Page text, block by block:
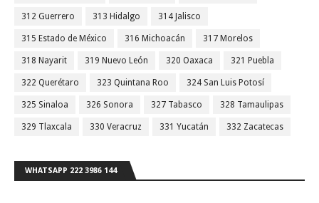
312 Guerrero 313 Hidalgo 314 Jalisco
315 Estado de México 316 Michoacán 317 Morelos
318 Nayarit 319 Nuevo León 320 Oaxaca 321 Puebla
322 Querétaro 323 Quintana Roo 324 San Luis Potosí
325 Sinaloa 326 Sonora 327 Tabasco 328 Tamaulipas
329 Tlaxcala 330 Veracruz 331 Yucatán 332 Zacatecas
WHATSAPP 222 3986 144